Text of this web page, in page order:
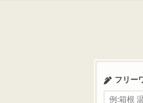
フリー